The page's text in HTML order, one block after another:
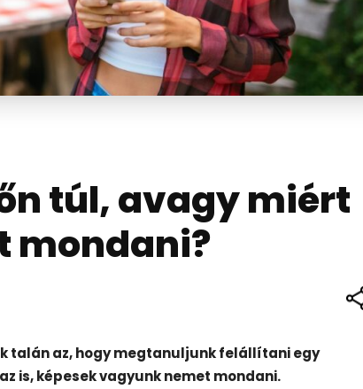
túl, avagy miért
mondani?
talán az, hogy megtanuljunk felállítani egy
is, képesek vagyunk nemet mondani.